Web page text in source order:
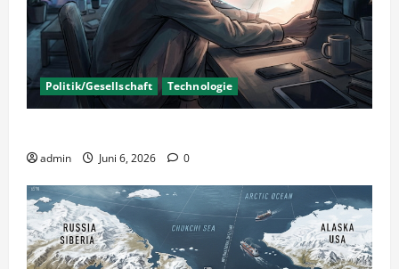
Politik/Gesellschaft Technologie
admin Juni 6, 2026 0